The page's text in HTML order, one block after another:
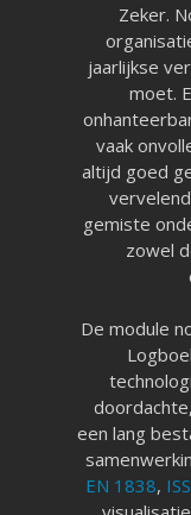
Zeker.
jaarlijkse
moet.
vaak
altijd goed
gemiste
zowel
De module
een lang
EN 1838,